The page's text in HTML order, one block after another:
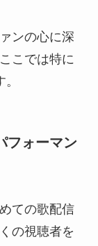
ンの心に深
こでは特に
フォーマン
ての歌配信
の視聴者を